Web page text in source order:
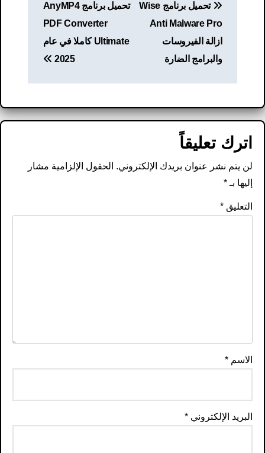
المقالات
تحميل برنامج Wise
Anti Malware Pro
ازالة الفيروسات
والبرامج الضارة
تحميل برنامج AnyMP4
PDF Converter
Ultimate كاملا في عام
2025
اترك تعليقاً
لن يتم نشر عنوان بريدك الإلكتروني. الحقول الإلزامية مشار
إليها بـ*
التعليق*
الاسم*
البريد الإلكتروني*